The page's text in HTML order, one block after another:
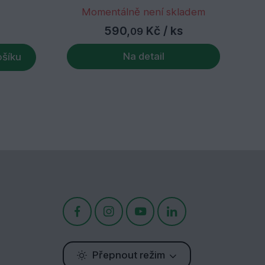
Momentálně není skladem
590,09 Kč / ks
Na detail
Přepnout režim